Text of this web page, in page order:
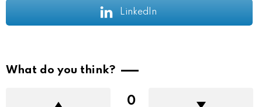
LinkedIn
What do you think?
0